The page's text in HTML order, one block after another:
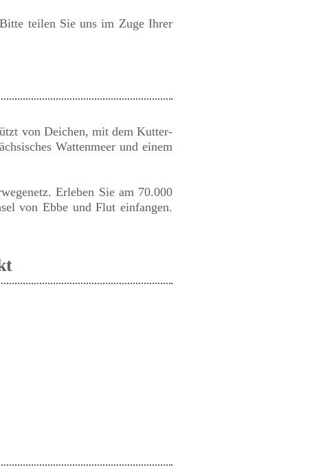
teilen Sie uns im Zuge Ihrer
von Deichen, mit dem Kutter-
Wattenmeer und einem
Erleben Sie am 70.000
von Ebbe und Flut einfangen.